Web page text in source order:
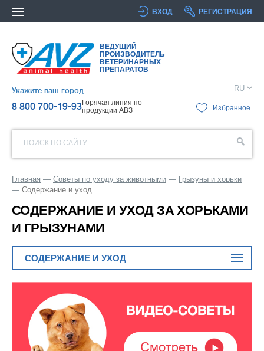
ВХОД РЕГИСТРАЦИЯ
ВЕДУЩИЙ
ПРОИЗВОДИТЕЛЬ
ВЕТЕРИНАРНЫХ
ПРЕПАРАТОВ
Укажите ваш город
8 800 700-19-93Горячая линия по
продукции АВЗ
RU
Избранное
ПОИСК ПО САЙТУ
Главная Советы по уходу за животными
Грызуны и хорьки
Содержание и уход
СОДЕРЖАНИЕ И УХОД ЗА ХОРЬКАМИ
И ГРЫЗУНАМИ
СОДЕРЖАНИЕ И УХОД